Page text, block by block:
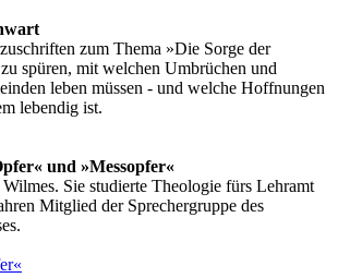
zum Thema »Die Sorge der
spüren, mit welchen Umbrüchen und
leben müssen - und welche Hoffnungen
lebendig ist.
und »Messopfer«
Sie studierte Theologie fürs Lehramt
Mitglied der Sprechergruppe des